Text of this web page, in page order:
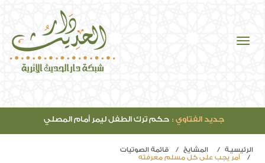
جديد الفتاوي : حكم ترك الطفل ليمر أمام المصلي
الرئيسيـة المشايخ
قائمة الصوتيات
أمر يجب على كل مسلم معرفته